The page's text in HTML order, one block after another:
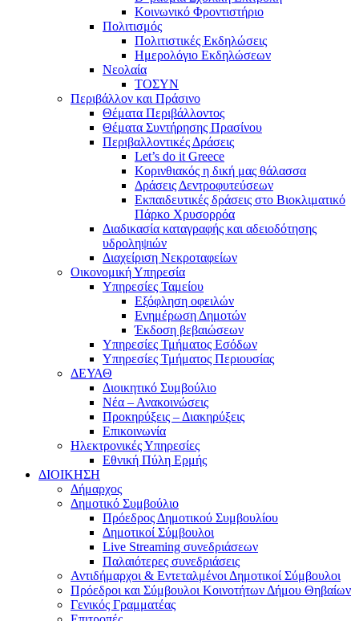
Κοινωνικό Φροντιστήριο
Πολιτισμός
Πολιτιστικές Εκδηλώσεις
Ημερολόγιο Εκδηλώσεων
Νεολαία
ΤΟΣΥΝ
Περιβάλλον και Πράσινο
Θέματα Περιβάλλοντος
Θέματα Συντήρησης Πρασίνου
Περιβαλλοντικές Δράσεις
Let’s do it Greece
Kορινθιακός η δική μας θάλασσα
Δράσεις Δεντροφυτεύσεων
Εκπαιδευτικές δράσεις στο Βιοκλιματικό
Πάρκο Χρυσορρόα
Διαδικασία καταγραφής και αδειοδότησης
υδροληψιών
Διαχείριση Νεκροταφείων
Οικονομική Υπηρεσία
Υπηρεσίες Ταμείου
Εξόφληση οφειλών
Ενημέρωση Δημοτών
Έκδοση βεβαιώσεων
Υπηρεσίες Τμήματος Εσόδων
Υπηρεσίες Τμήματος Περιουσίας
ΔΕΥΑΘ
Διοικητικό Συμβούλιο
Νέα – Ανακοινώσεις
Προκηρύξεις – Διακηρύξεις
Επικοινωνία
Ηλεκτρονικές Υπηρεσίες
Εθνική Πύλη Ερμής
ΔΙΟΙΚΗΣΗ
Δήμαρχος
Δημοτικό Συμβούλιο
Πρόεδρος Δημοτικού Συμβουλίου
Δημοτικοί Σύμβουλοι
Live Streaming συνεδριάσεων
Παλαιότερες συνεδριάσεις
Αντιδήμαρχοι & Εντεταλμένοι Δημοτικοί Σύμβουλοι
Πρόεδροι και Σύμβουλοι Κοινοτήτων Δήμου Θηβαίων
Γενικός Γραμματέας